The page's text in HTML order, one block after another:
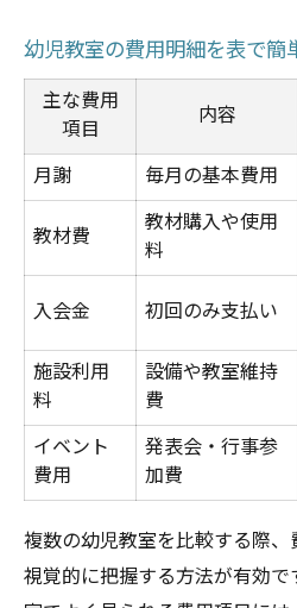
幼児教室の費用明細を表で簡
主な費用
項目
内容
月謝
毎月の基本費用
教材費
教材購入や使用
料
入会金
初回のみ支払い
施設利用
料
設備や教室維持
費
イベント
費用
発表会・行事参
加費
複数の幼児教室を比較する際
視覚的に把握する方法が有効